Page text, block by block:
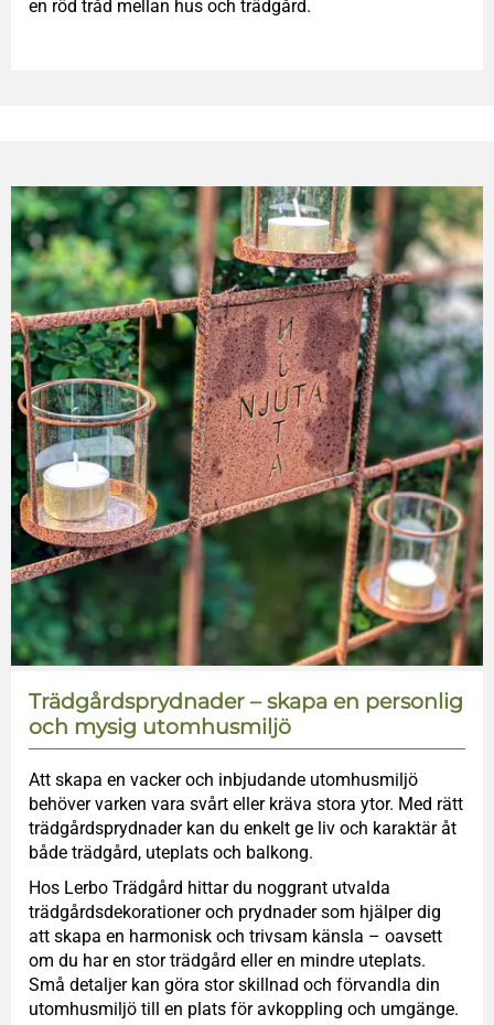
en röd tråd mellan hus och trädgård.
Trädgårdsprydnader – skapa en personlig
och mysig utomhusmiljö
Att skapa en vacker och inbjudande utomhusmiljö
behöver varken vara svårt eller kräva stora ytor. Med rätt
trädgårdsprydnader kan du enkelt ge liv och karaktär åt
både trädgård, uteplats och balkong.
Hos Lerbo Trädgård hittar du noggrant utvalda
trädgårdsdekorationer och prydnader som hjälper dig
att skapa en harmonisk och trivsam känsla – oavsett
om du har en stor trädgård eller en mindre uteplats.
Små detaljer kan göra stor skillnad och förvandla din
utomhusmiljö till en plats för avkoppling och umgänge.